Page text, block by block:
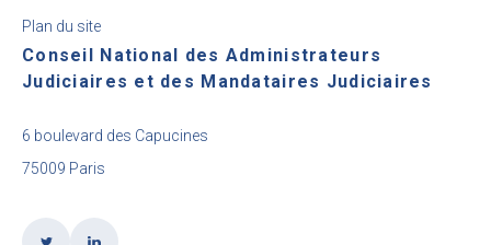
Plan du site
Conseil National des Administrateurs
Judiciaires et des Mandataires Judiciaires
6 boulevard des Capucines
75009 Paris